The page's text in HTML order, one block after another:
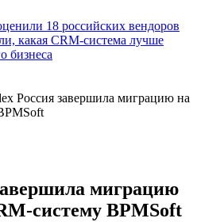
18 российских вендоров
какая CRM-система лучше
бизнеса
Россия завершила миграцию на
миграцию
систему BPMSoft